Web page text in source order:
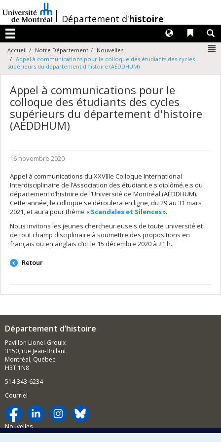
au
contenu
/Département d'histoire
Menu
Liens
Langues
Accueil Notre Département
Nouvelles
Appel à communications pour le colloque des étudiants des cycles
supérieurs du département d'histoire (AÉDDHUM)
Appel à communications pour le
colloque des étudiants des cycles
supérieurs du département d'histoire
(AÉDDHUM)
16 novembre 2020
Appel à communications du XXVIIIe Colloque International
Interdisciplinaire de l’Association des étudiant.e.s diplômé.e.s du
département d’histoire de l’Université de Montréal (AÉDDHUM).
Cette année, le colloque se déroulera en ligne, du 29 au 31 mars
2021, et aura pour thème «Scandales et Silences».
Nous invitons les jeunes chercheur.euse.s de toute université et
de tout champ disciplinaire à soumettre des propositions en
français ou en anglais d’ici le 15 décembre 2020 à 21 h.
Retour
Département d’histoire
Pavillon Lionel-Groulx
3150, rue Jean-Brillant
Montréal, Québec
H3T 1N8
514 343-6234
Courriel
Nouvelles